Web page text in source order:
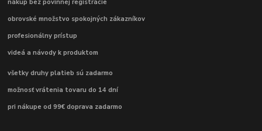
nákup bez povinnej registrácie
obrovské množstvo spokojných zákazníkov
profesionálny prístup
videá a návody k produktom
všetky druhy platieb sú zadarmo
možnosť vrátenia tovaru do 14 dní
pri nákupe od 99€ doprava zadarmo